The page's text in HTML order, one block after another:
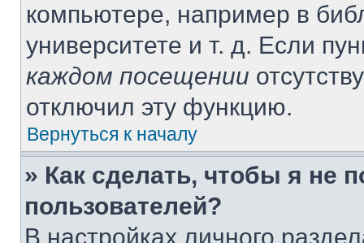
компьютере, например в
университете и т. д. Если
каждом посещении
отключил эту функцию.
Вернуться к началу
» Как сделать, чтобы я не
пользователей?
В настройках личного